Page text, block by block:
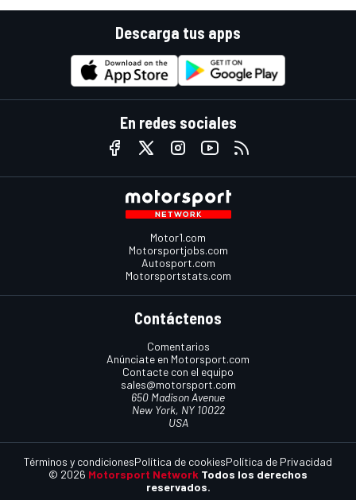
Descarga tus apps
En redes sociales
Motor1.com
Motorsportjobs.com
Autosport.com
Motorsportstats.com
Contáctenos
Comentarios
Anúnciate en Motorsport.com
Contacte con el equipo
sales@motorsport.com
650 Madison Avenue
New York, NY 10022
USA
© 2026 Motorsport Network Todos los derechos
reservados.
Términos y condicionesPolítica de cookiesPolítica de Privacidad